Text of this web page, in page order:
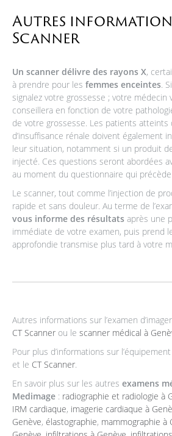
Autres
Scanner
Un scanner délivre des rayons X,
à prendre pour les femmes enceintes.
signalez votre grossesse ; votre médecin
conseillera en fonction de votre
de votre grossesse. Les patients atteints
d’insuffisance rénale doivent également
leur situation, notamment si un produit
injecté. Ces questions seront abordées
au moment du questionnaire qui précède
Le scanner, tout comme l’injection de
rapide et sans douleur. Au terme de
vous informe des résultats après une
immédiate de votre examen, puis prend
approfondie transmise plus tard à votre
Autres informations sur l’examen
CT Scanner ou le scanner médical à
Pour plus d’informations sur
et le CT Scanner.
En savoir plus sur les autres examens
Medimage : radiographie et radiologie à
IRM cardiaque, imagerie cardiaque à
Genève, élastographie, mammographie à